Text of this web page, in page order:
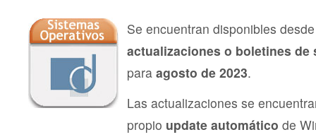
2023
Se encuentran disponibles
actualizaciones o boletines de
para agosto de 2023.
Las actualizaciones se
propio update automático de